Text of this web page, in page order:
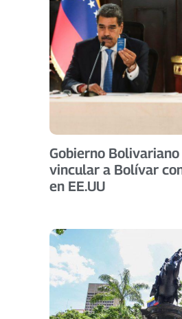
Gobierno
vincular a Bolívar
en EE.UU